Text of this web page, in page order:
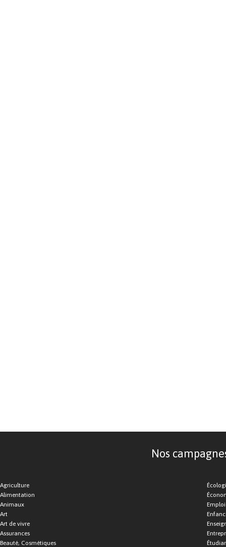
Nos
Agriculture
Alimentation
Animaux
Art
Art de vivre
Assurances
Beauté, Cosmétiques
Emploi